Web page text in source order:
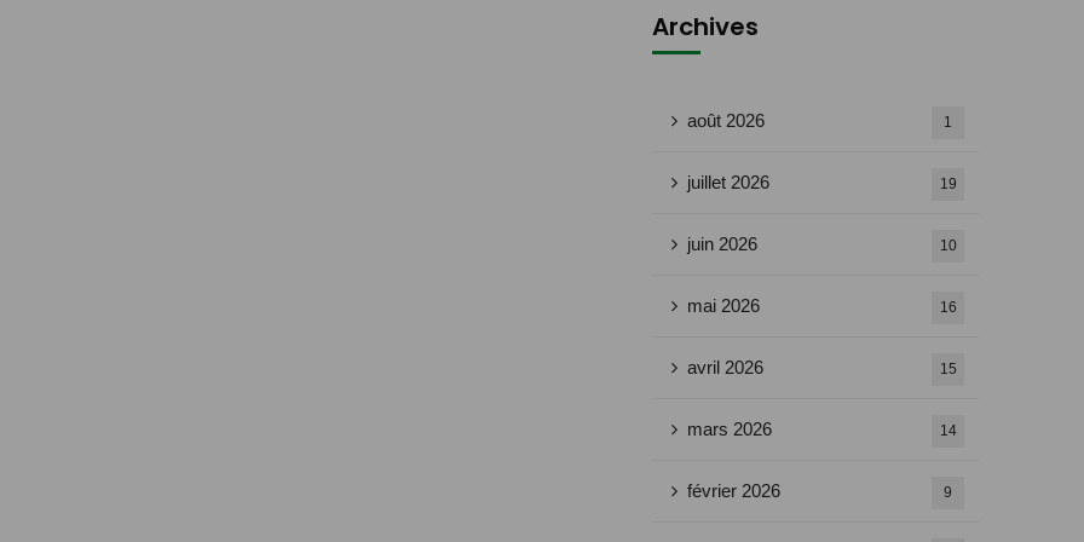
Archives
août 2026 1
juillet 2026 19
juin 2026 10
mai 2026 16
avril 2026 15
mars 2026 14
février 2026 9